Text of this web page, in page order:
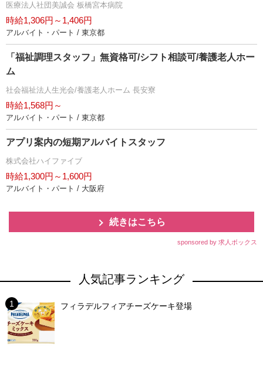
医療法人社団美誠会 板橋宮本病院
時給1,306円～1,406円
アルバイト・パート / 東京都
「福祉調理スタッフ」無資格可/シフト相談可/養護老人ホー
ム
社会福祉法人生光会/養護老人ホーム 長安寮
時給1,568円～
アルバイト・パート / 東京都
アプリ案内の短期アルバイトスタッフ
株式会社ハイファイブ
時給1,300円～1,600円
アルバイト・パート / 大阪府
続きはこちら
sponsored by 求人ボックス
人気記事ランキング
フィラデルフィアチーズケーキ登場